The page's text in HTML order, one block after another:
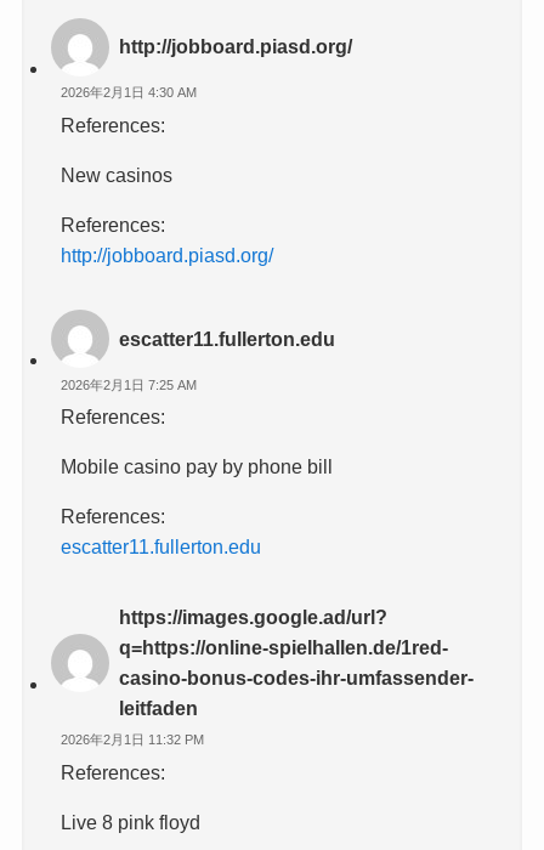
http://jobboard.piasd.org/
2026年2月1日 4:30 AM
References:
New casinos
References:
http://jobboard.piasd.org/
escatter11.fullerton.edu
2026年2月1日 7:25 AM
References:
Mobile casino pay by phone bill
References:
escatter11.fullerton.edu
https://images.google.ad/url?
q=https://online-spielhallen.de/1red-
casino-bonus-codes-ihr-umfassender-
leitfaden
2026年2月1日 11:32 PM
References:
Live 8 pink floyd